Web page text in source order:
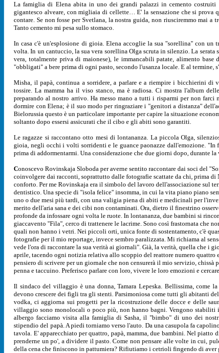
La famiglia di Elena abita in uno dei grandi palazzi in cemento costruiti
gigantesco alveare, con migliaia di cellette… E' la sensazione che si
contare. Se non fosse per Svetlana, la nostra guida, non riusciremmo mai
Tanto cemento mi pesa sullo stomaco.
In casa c'è un'esplosione di gioia. Elena accoglie la sua "sorellina" con un
volta. In un cantuccio, la sua vera sorellina Olga scruta in silenzio. La
vera, totalmente priva di maionese), le immancabili patate, alimento
"obbligati" a bere prima di ogni pasto, secondo l'usanza locale. E al termine,
Misha, il papà, continua a sorridere, a parlare e a riempire i bicchierini
tossire. La mamma ha il viso stanco, ma è radiosa. Ci mostra l'album
preparando al nostro arrivo. Ha messo mano a tutti i risparmi per non
dormire con Elena; è il suo modo per ringraziare i "genitori a distanza"
Bielorussia questo è un particolare importante per capire la situazione
soltanto dopo essersi assicurati che il cibo e gli abiti sono garantiti.
Le ragazze si raccontano otto mesi di lontananza. La piccola Olga,
gioia, negli occhi i volti sorridenti e le guance paonazze dall'emozione. "In
prima di addormentarmi. Una considerazione che due giorni dopo, durante
Conoscevo Rovinskaja Sloboda per averne sentito raccontare dai soci del
coinvolgere dai racconti, soprattutto dalle fotografie scattate da chi, prima di
conforto. Per me Rovinskaja era il simbolo del lavoro dell'associazione sul
dentistico. Una specie di "isola felice" insomma, in cui la vita piano piano
uno o due mesi più tardi, con una valigia piena di abiti e medicinali per
merito dell'aria sana e dei cibi non contaminati. Ora, dietro il finestrino
profonde da infossare ogni volta le ruote. In lontananza, due bambini si
giaccavento "Fila", cerco di trattenere le lacrime. Sono così frastornata che
quali non hanno i vetri. Nei piccoli orti, unica fonte di sostentamento, c'è
fotografie per il mio reportage, invece sembro paralizzata. Mi richiama al
vede l'ora di raccontare la sua verità ai giornali". Già, la verità, quella che i
aprile, tacendo ogni notizia relativa allo scoppio del reattore numero
pensiero di scrivere per un giornale che non censurerà il mio servizio, chissà
penna e taccuino. Preferisco parlare con loro, vivere le loro emozioni e
Il sindaco del villaggio è una donna, Tamara Lepeska. Bellissima, come
devono crescere dei figli tra gli stenti. Parsimoniosa come tutti gli abitanti
vodka, ci aggiorna sui progetti per la ricostruzione delle docce e delle
villaggio sono monolocali o poco più, non hanno bagni. Vengono
albergo facciamo visita alla famiglia di Sasha, il "bimbo" di uno dei
stipendio del papà. A piedi torniamo verso l'auto. Da una casupola fa
tavola. E' apparecchiato per quattro, papà, mamma, due bambini. Nel
prenderne un po', a dividere il pasto. Come non pensare alle volte in cui,
della cena che finiscono in pattumiera? Rifiutiamo i cetrioli fingendo di